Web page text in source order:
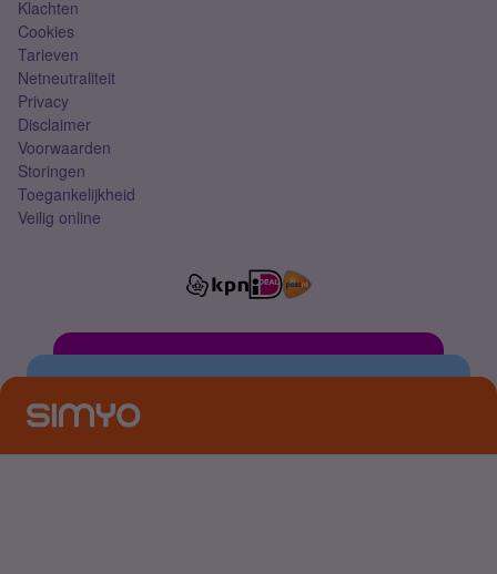
Klachten
Cookies
Tarieven
Netneutraliteit
Privacy
Disclaimer
Voorwaarden
Storingen
Toegankelijkheid
Veilig online